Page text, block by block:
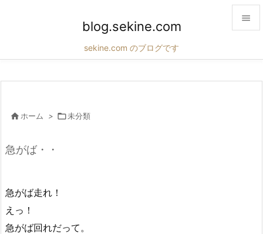
blog.sekine.com
sekine.com のブログです

 ホーム > 未分類
急がば・・
急がば走れ！
えっ！
急がば回れだって。